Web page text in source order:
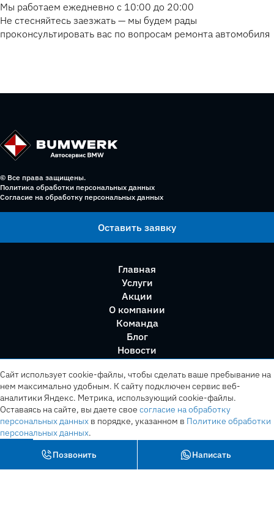
Мы работаем ежедневно с 10:00 до 20:00
Не стесняйтесь заезжать — мы будем рады
проконсультировать вас по вопросам ремонта автомобиля
© Все права защищены.
Политика обработки персональных данных
Согласие на обработку персональных данных
Оставить заявку
Главная
Услуги
Акции
О компании
Команда
Блог
Новости
Позвонить Написать
Сайт использует cookie-файлы, чтобы сделать ваше пребывание на
нем максимально удобным. К cайту подключен сервис веб-
аналитики Яндекс. Метрика, использующий cookie-файлы.
Оставаясь на сайте, вы даете свое согласие на обработку
персональных данных в порядке, указанном в Политике обработки
персональных данных.